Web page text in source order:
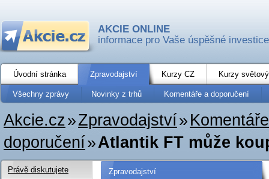
AKCIE ONLINE
informace pro Vaše úspěšné investice
Úvodní stránka Zpravodajství Kurzy CZ Kurzy
Všechny zprávy Novinky z trhů Komentáře a doporučení
Akcie.cz»Zpravodajství»
doporučení»Atlantik FT může
Zpravodajství
Právě diskutujete